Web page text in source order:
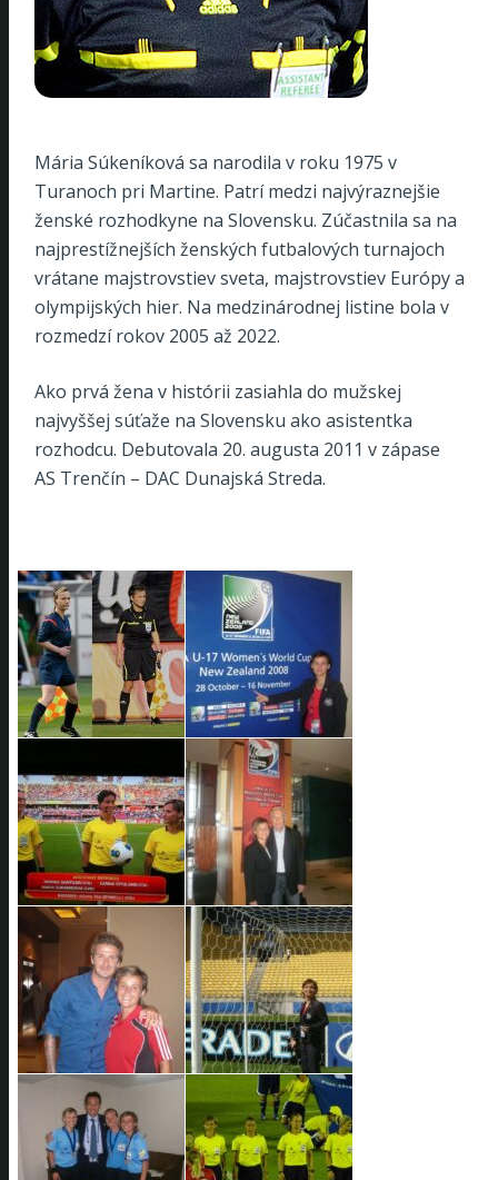
Mária Súkeníková sa narodila v roku 1975 v
Turanoch pri Martine. Patrí medzi najvýraznejšie
ženské rozhodkyne na Slovensku. Zúčastnila sa na
najprestížnejších ženských futbalových turnajoch
vrátane majstrovstiev sveta, majstrovstiev Európy a
olympijských hier. Na medzinárodnej listine bola v
rozmedzí rokov 2005 až 2022.
Ako prvá žena v histórii zasiahla do mužskej
najvyššej súťaže na Slovensku ako asistentka
rozhodcu. Debutovala 20. augusta 2011 v zápase
AS Trenčín – DAC Dunajská Streda.